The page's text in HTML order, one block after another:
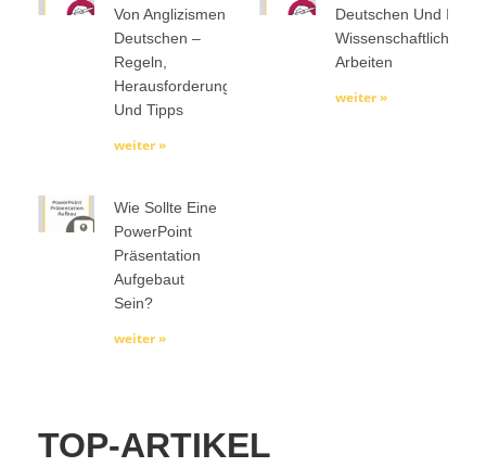
Von Anglizismen Im
Deutschen –
Regeln,
Herausforderungen
Und Tipps
weiter »
Deutschen Und In
Wissenschaftlichen
Arbeiten
weiter »
Wie Sollte Eine
PowerPoint
Präsentation
Aufgebaut
Sein?
weiter »
TOP-ARTIKEL